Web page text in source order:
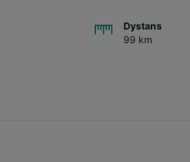
Dystans
99 km